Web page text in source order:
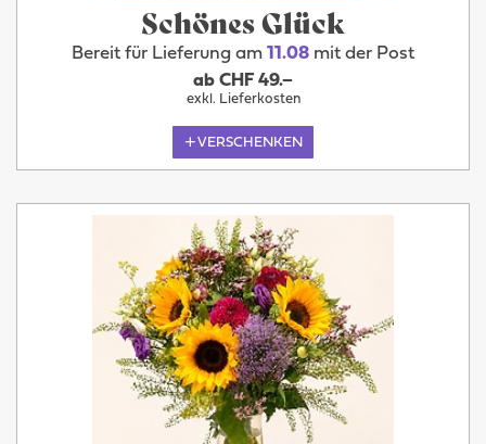
Schönes Glück
Bereit für Lieferung am 11.08 mit der Post
ab CHF 49.–
exkl. Lieferkosten
VERSCHENKEN